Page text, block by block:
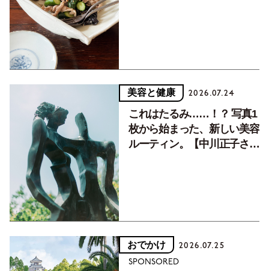
美容と健康 2026.07.24
これはたるみ……！？ 写真1
枚から始まった、新しい美容
ルーティン。【中川正子さん
おでかけ 2026.07.25
SPONSORED